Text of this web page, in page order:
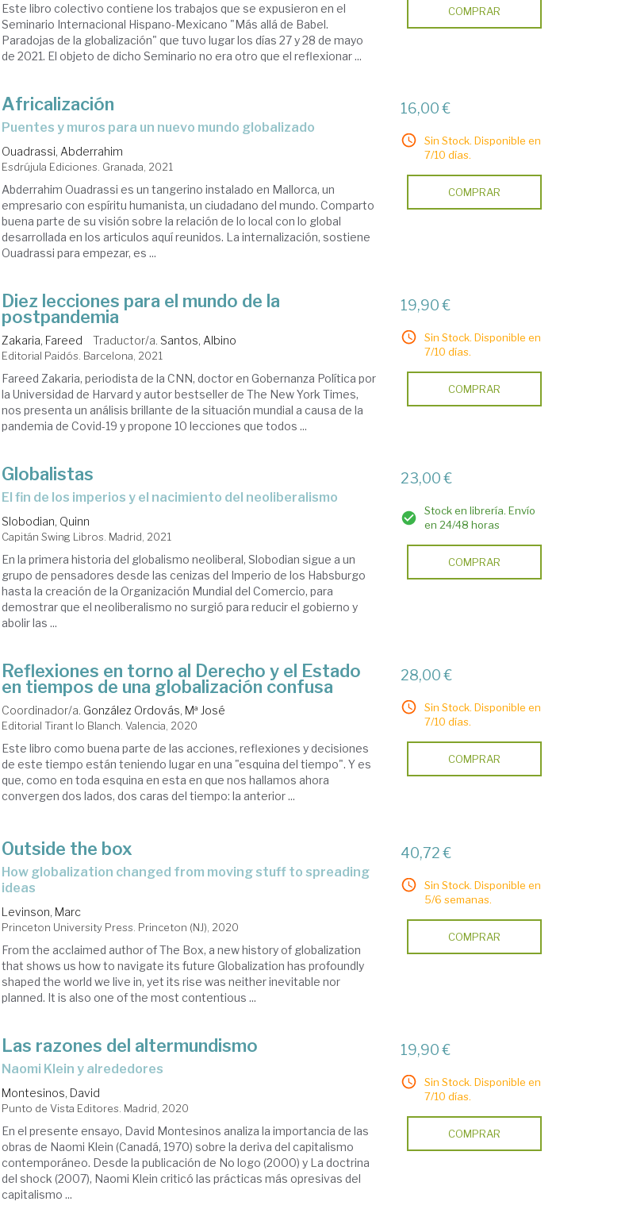
Este libro colectivo contiene los trabajos que se expusieron en el
Seminario Internacional Hispano-Mexicano "Más allá de Babel.
Paradojas de la globalización" que tuvo lugar los días 27 y 28 de mayo
de 2021. El objeto de dicho Seminario no era otro que el reflexionar ...
COMPRAR
Africalización
puentes y muros para un nuevo mundo globalizado
Ouadrassi, Abderrahim
Esdrújula Ediciones. Granada, 2021
Abderrahim Ouadrassi es un tangerino instalado en Mallorca, un
empresario con espíritu humanista, un ciudadano del mundo. Comparto
buena parte de su visión sobre la relación de lo local con lo global
desarrollada en los articulos aquí reunidos. La internalización, sostiene
Ouadrassi para empezar, es ...
16,00 €
Sin Stock. Disponible en
7/10 días.
COMPRAR
Diez lecciones para el mundo de la
postpandemia
Zakaria, Fareed Traductor/a. Santos, Albino
Editorial Paidós. Barcelona, 2021
Fareed Zakaria, periodista de la CNN, doctor en Gobernanza Política por
la Universidad de Harvard y autor bestseller de The New York Times,
nos presenta un análisis brillante de la situación mundial a causa de la
pandemia de Covid-19 y propone 10 lecciones que todos ...
19,90 €
Sin Stock. Disponible en
7/10 días.
COMPRAR
Globalistas
el fin de los imperios y el nacimiento del neoliberalismo
Slobodian, Quinn
Capitán Swing Libros. Madrid, 2021
En la primera historia del globalismo neoliberal, Slobodian sigue a un
grupo de pensadores desde las cenizas del Imperio de los Habsburgo
hasta la creación de la Organización Mundial del Comercio, para
demostrar que el neoliberalismo no surgió para reducir el gobierno y
abolir las ...
23,00 €
Stock en librería. Envío
en 24/48 horas
COMPRAR
Reflexiones en torno al Derecho y el Estado
en tiempos de una globalización confusa
Coordinador/a. González Ordovás, Mª José
Editorial Tirant lo Blanch. Valencia, 2020
Este libro como buena parte de las acciones, reflexiones y decisiones
de este tiempo están teniendo lugar en una "esquina del tiempo". Y es
que, como en toda esquina en esta en que nos hallamos ahora
convergen dos lados, dos caras del tiempo: la anterior ...
28,00 €
Sin Stock. Disponible en
7/10 días.
COMPRAR
Outside the box
how globalization changed from moving stuff to spreading
ideas
Levinson, Marc
Princeton University Press. Princeton (NJ), 2020
From the acclaimed author of The Box, a new history of globalization
that shows us how to navigate its future Globalization has profoundly
shaped the world we live in, yet its rise was neither inevitable nor
planned. It is also one of the most contentious ...
40,72 €
Sin Stock. Disponible en
5/6 semanas.
COMPRAR
Las razones del altermundismo
Naomi Klein y alrededores
Montesinos, David
Punto de Vista Editores. Madrid, 2020
En el presente ensayo, David Montesinos analiza la importancia de las
obras de Naomi Klein (Canadá, 1970) sobre la deriva del capitalismo
contemporáneo. Desde la publicación de No logo (2000) y La doctrina
del shock (2007), Naomi Klein criticó las prácticas más opresivas del
capitalismo ...
19,90 €
Sin Stock. Disponible en
7/10 días.
COMPRAR